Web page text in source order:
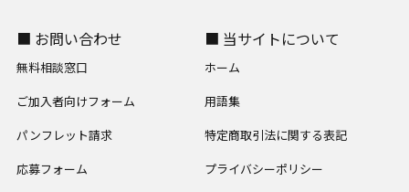
■ お問い合わせ
無料相談窓口
ご加入者向けフォーム
パンフレット請求
応募フォーム
■ 当サイトについて
ホーム
用語集
特定商取引法に関する表記
プライバシーポリシー